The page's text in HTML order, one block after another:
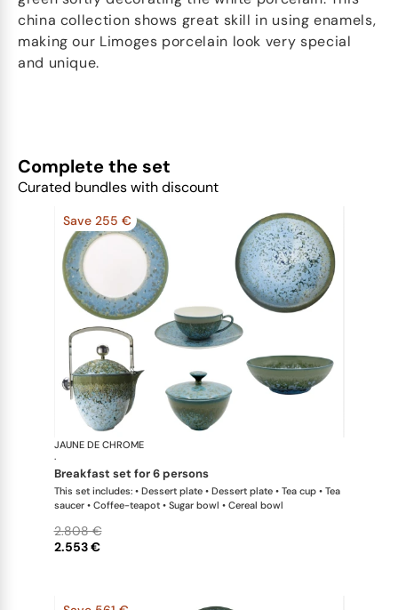
china collection shows great skill in using enamels,
making our Limoges porcelain look very special
and unique.
Complete the set
Curated bundles with discount
Save 255 €
JAUNE DE CHROME
·
breakfast set for 6 persons
This set includes: • Dessert plate • Dessert plate • Tea cup • Tea
saucer • Coffee-teapot • Sugar bowl • Cereal bowl
2.553 €
2.808 €